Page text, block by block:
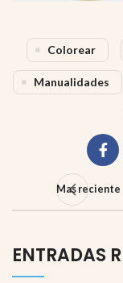
Colorear
Manualidades
Mas reciente
ENTRADAS